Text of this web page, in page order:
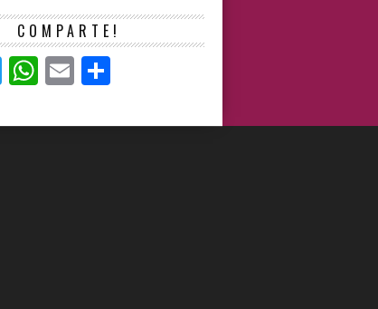
COMPARTE!
TwitterWhatsApp
Email